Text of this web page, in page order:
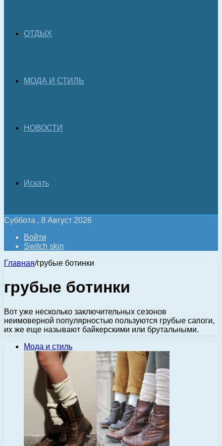
ОТДЫХ
МОДА И СТИЛЬ
НОВОСТИ
Искать
Суббота , 8 Август 2026
Войти
Switch skin
Главная/грубые ботинки
грубые ботинки
Вот уже несколько заключительных сезонов
неимоверной популярностью пользуются грубые сапоги,
их же еще называют байкерскими или брутальными.
Мода и стиль